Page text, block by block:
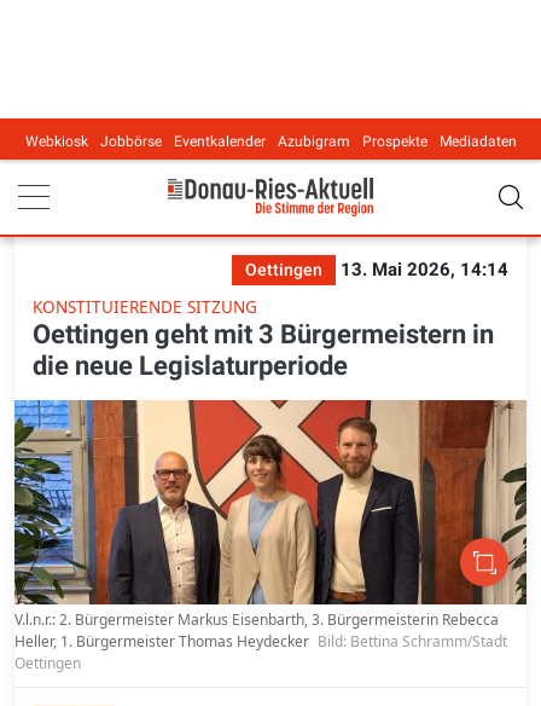
Main navigation
Webkiosk Jobbörse Eventkalender Azubigram Prospekte Mediadaten
Oettingen
13. Mai 2026, 14:14
KONSTITUIERENDE SITZUNG
Oettingen geht mit 3 Bürgermeistern in
die neue Legislaturperiode
V.l.n.r.: 2. Bürgermeister Markus Eisenbarth, 3. Bürgermeisterin Rebecca
Heller, 1. Bürgermeister Thomas Heydecker Bild: Bettina Schramm/Stadt
Oettingen